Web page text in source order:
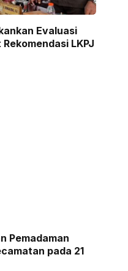
Evaluasi
LKPJ
Pemadaman
pada 21